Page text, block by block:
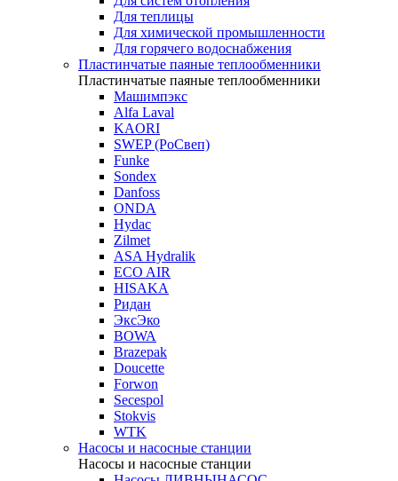
Для теплицы
Для химической промышленности
Для горячего водоснабжения
Пластинчатые паяные теплообменники
Пластинчатые паяные теплообменники
Машимпэкс
Alfa Laval
KAORI
SWEP (РоСвеп)
Funke
Sondex
Danfoss
ONDA
Hydac
Zilmet
ASA Hydralik
ECO AIR
HISAKA
Ридан
ЭксЭко
BOWA
Brazepak
Doucette
Forwon
Secespol
Stokvis
WTK
Насосы и насосные станции
Насосы и насосные станции